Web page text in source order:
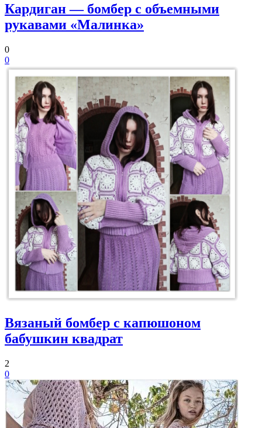
Кардиган — бомбер с объемными
рукавами «Малинка»
0
0
Вязаный бомбер с капюшоном
бабушкин квадрат
2
0